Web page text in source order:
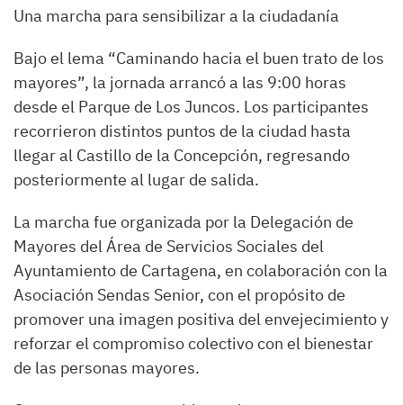
Una marcha para sensibilizar a la ciudadanía
Bajo el lema “Caminando hacia el buen trato de los
mayores”, la jornada arrancó a las 9:00 horas
desde el Parque de Los Juncos. Los participantes
recorrieron distintos puntos de la ciudad hasta
llegar al Castillo de la Concepción, regresando
posteriormente al lugar de salida.
La marcha fue organizada por la Delegación de
Mayores del Área de Servicios Sociales del
Ayuntamiento de Cartagena, en colaboración con la
Asociación Sendas Senior, con el propósito de
promover una imagen positiva del envejecimiento y
reforzar el compromiso colectivo con el bienestar
de las personas mayores.